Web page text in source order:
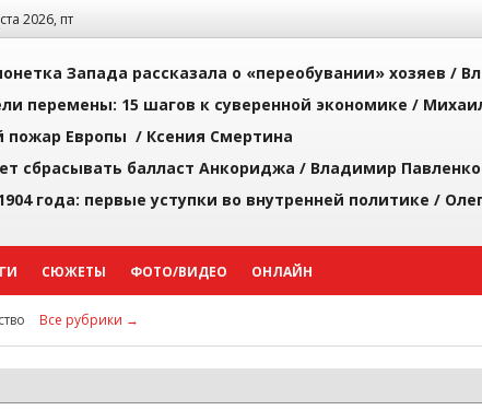
2026, пт
Запада рассказала о «переобувании» хозяев /
перемены: 15 шагов к суверенной экономике /
пожар Европы / Ксения Смертина
сбрасывать балласт Анкориджа / Владимир Павленко
года: первые уступки во внутренней политике /
СЮЖЕТЫ ФОТО/ВИДЕО ОНЛАЙН
Все рубрики →